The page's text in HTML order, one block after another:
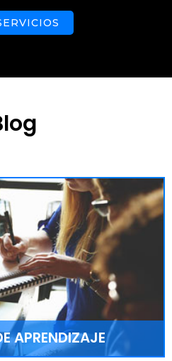
APRENDIZAJE